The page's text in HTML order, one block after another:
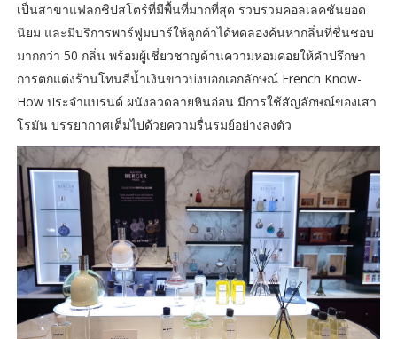
เป็นสาขาแฟลกชิปสโตร์ที่มีพื้นที่มากที่สุด รวบรวมคอลเลคชันยอด
นิยม และมีบริการพาร์ฟูมบาร์ให้ลูกค้าได้ทดลองค้นหากลิ่นที่ชื่นชอบ
มากกว่า 50 กลิ่น พร้อมผู้เชี่ยวชาญด้านความหอมคอยให้คำปรึกษา
การตกแต่งร้านโทนสีน้ำเงินขาวบ่งบอกเอกลักษณ์ French Know-
How ประจำแบรนด์ ผนังลวดลายหินอ่อน มีการใช้สัญลักษณ์ของเสา
โรมัน บรรยากาศเต็มไปด้วยความรื่นรมย์อย่างลงตัว